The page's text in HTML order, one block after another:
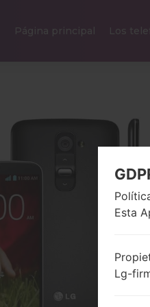
Página principal Los
Esta
Lg-